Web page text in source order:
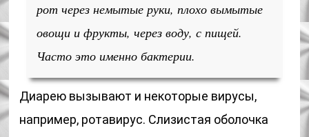
рот через немытые руки, плохо вымытые
овощи и фрукты, через воду, с пищей.
Часто это именно бактерии.
Диарею вызывают и некоторые вирусы,
например, ротавирус. Слизистая оболочка